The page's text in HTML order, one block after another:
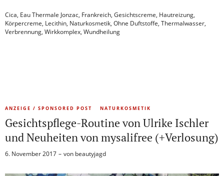
Cica, Eau Thermale Jonzac, Frankreich, Gesichtscreme, Hautreizung,
Körpercreme, Lecithin, Naturkosmetik, Ohne Duftstoffe, Thermalwasser,
Verbrennung, Wirkkomplex, Wundheilung
ANZEIGE / SPONSORED POST NATURKOSMETIK
Gesichtspflege-Routine von Ulrike Ischler
und Neuheiten von mysalifree (+Verlosung)
6. November 2017 von beautyjagd